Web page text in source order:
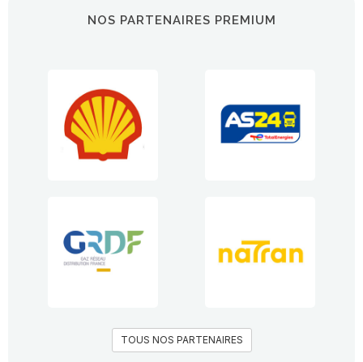
NOS PARTENAIRES PREMIUM
TOUS NOS PARTENAIRES